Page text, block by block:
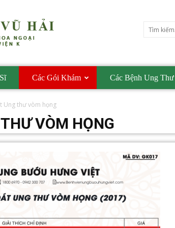
Các Gói Khám Các Bệnh Ung Thư
Ung thư vòm họng
VÒM HỌNG